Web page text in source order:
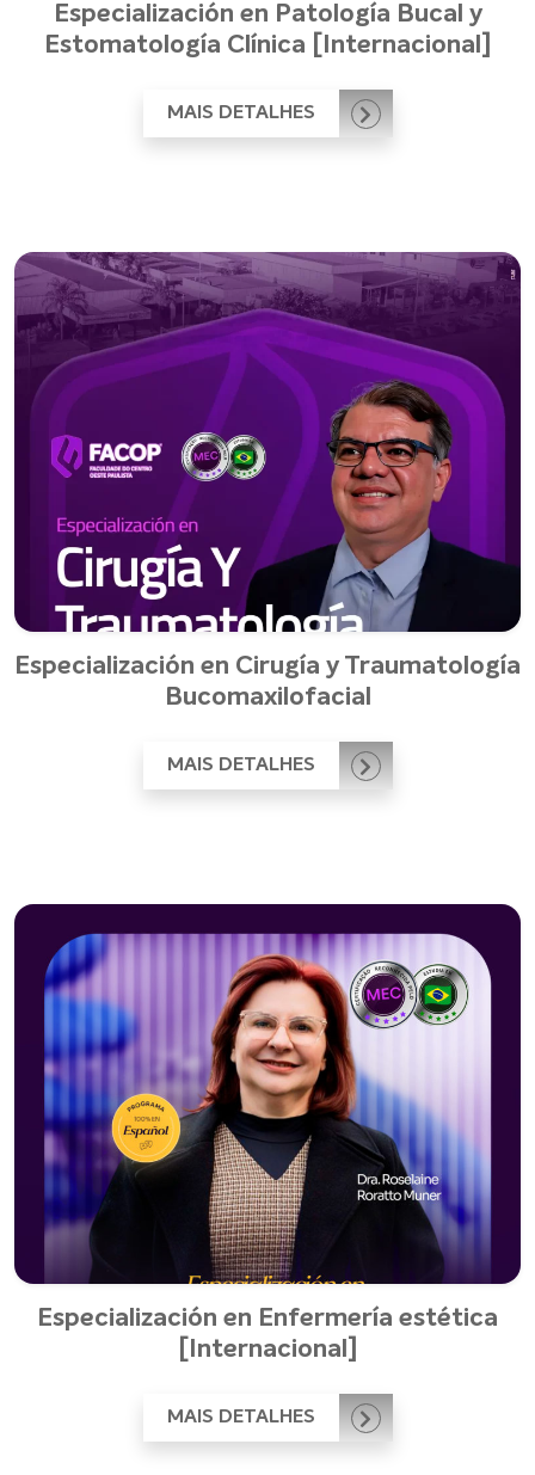
Especialización en Patología Bucal y
Estomatología Clínica [Internacional]
MAIS DETALHES
Especialización en Cirugía y Traumatología
Bucomaxilofacial
MAIS DETALHES
Especialización en Enfermería estética
[Internacional]
MAIS DETALHES